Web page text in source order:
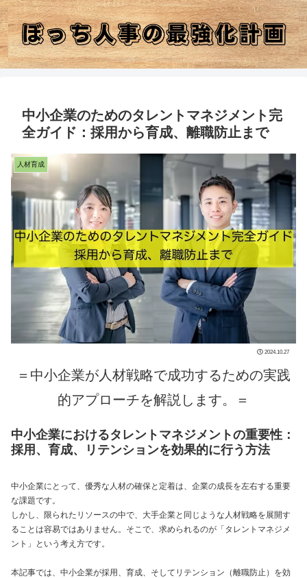
中小企業のためのタレントマネジメント完
全ガイド：採用から育成、離職防止まで
人材育成
2024.10.27
＝中小企業が人材戦略で成功するための実践
的アプローチを解説します。＝
中小企業におけるタレントマネジメントの重要性：
採用、育成、リテンションを効果的に行う方法
中小企業にとって、優秀な人材の確保と定着は、企業の成長を左右する重要
な課題です。
しかし、限られたリソースの中で、大手企業と同じような人材戦略を展開す
ることは容易ではありません。そこで、求められるのが「タレントマネジメ
ント」という考え方です。
本記事では、中小企業が採用、育成、そしてリテンション（離職防止）を効